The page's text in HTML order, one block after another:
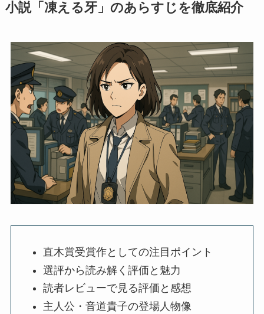
小説「凍える牙」のあらすじを徹底紹介
直木賞受賞作としての注目ポイント
選評から読み解く評価と魅力
読者レビューで見る評価と感想
主人公・音道貴子の登場人物像